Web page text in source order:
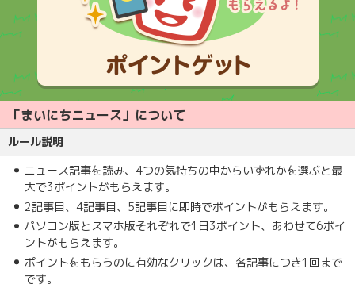
「まいにちニュース」について
ルール説明
ニュース記事を読み、4つの気持ちの中からいずれかを選ぶと最
大で3ポイントがもらえます。
2記事目、4記事目、5記事目に即時でポイントがもらえます。
パソコン版とスマホ版それぞれで1日3ポイント、あわせて6ポイ
ントがもらえます。
ポイントをもらうのに有効なクリックは、各記事につき1回まで
です。